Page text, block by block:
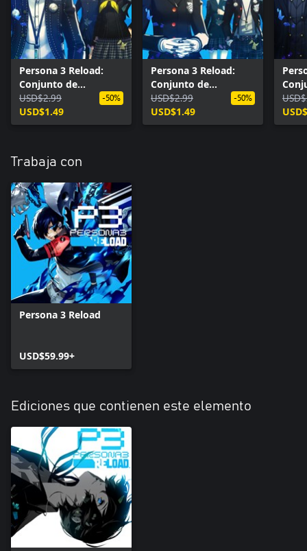
Persona 3 Reload:
Conjunto de
atuendos de la
secundaria Yasogami
de Persona 4 Golden
USD$2.99
USD$1.49
-50%
Persona 3 Reload:
Conjunto de
atuendos del
Instituto Shujin de
Persona 5 Royal
USD$2.99
USD$1.49
-50%
de
Trabaja con
Persona 3 Reload
USD$59.99+
Ediciones que contienen este elemento